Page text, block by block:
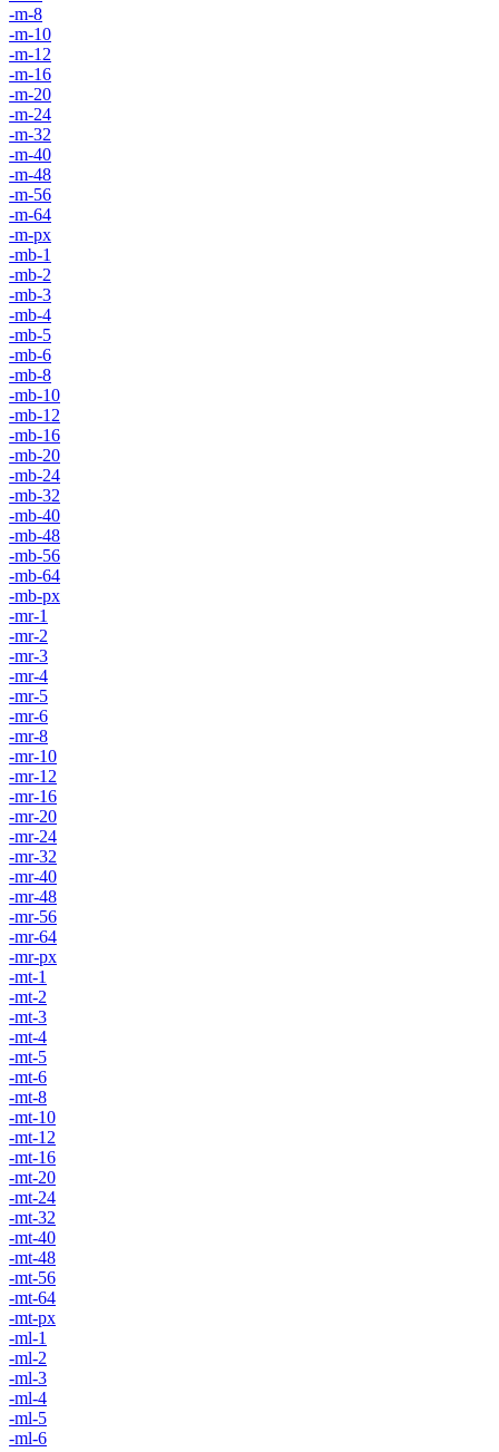
-m-8
-m-10
-m-12
-m-16
-m-20
-m-24
-m-32
-m-40
-m-48
-m-56
-m-64
-m-px
-mb-1
-mb-2
-mb-3
-mb-4
-mb-5
-mb-6
-mb-8
-mb-10
-mb-12
-mb-16
-mb-20
-mb-24
-mb-32
-mb-40
-mb-48
-mb-56
-mb-64
-mb-px
-mr-1
-mr-2
-mr-3
-mr-4
-mr-5
-mr-6
-mr-8
-mr-10
-mr-12
-mr-16
-mr-20
-mr-24
-mr-32
-mr-40
-mr-48
-mr-56
-mr-64
-mr-px
-mt-1
-mt-2
-mt-3
-mt-4
-mt-5
-mt-6
-mt-8
-mt-10
-mt-12
-mt-16
-mt-20
-mt-24
-mt-32
-mt-40
-mt-48
-mt-56
-mt-64
-mt-px
-ml-1
-ml-2
-ml-3
-ml-4
-ml-5
-ml-6